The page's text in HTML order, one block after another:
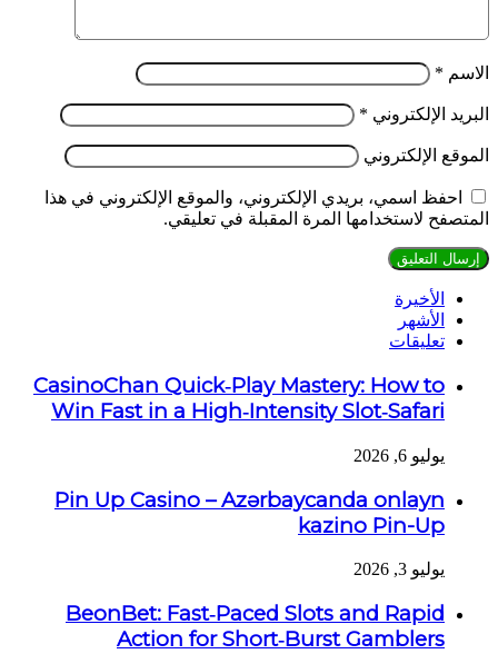
الاسم *
البريد الإلكتروني *
الموقع الإلكتروني
احفظ اسمي، بريدي الإلكتروني، والموقع الإلكتروني في هذا
المتصفح لاستخدامها المرة المقبلة في تعليقي.
الأخيرة
الأشهر
تعليقات
CasinoChan Quick‑Play Mastery: How to
Win Fast in a High‑Intensity Slot‑Safari
يوليو 6, 2026
Pin Up Casino – Azərbaycanda onlayn
kazino Pin-Up
يوليو 3, 2026
BeonBet: Fast‑Paced Slots and Rapid
Action for Short‑Burst Gamblers